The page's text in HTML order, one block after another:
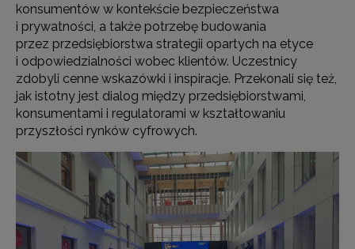
konsumentów w kontekście bezpieczeństwa
i prywatności, a także potrzebę budowania
przez przedsiębiorstwa strategii opartych na etyce
i odpowiedzialności wobec klientów. Uczestnicy
zdobyli cenne wskazówki i inspiracje. Przekonali się też,
jak istotny jest dialog między przedsiębiorstwami,
konsumentami i regulatorami w kształtowaniu
przyszłości rynków cyfrowych.